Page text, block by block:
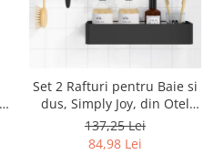
Set 2 Rafturi pentru Baie si
dus, Simply Joy, din Otel
Inoxidabil, cu Montarea
Usoara si fara Gaurire, 32 X
12 x 6 cm, Negru
137,25 Lei
84,98 Lei